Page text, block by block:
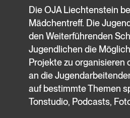
Die OJA Liechtenstein
Mädchentreff. Die
den Weiterführenden
Jugendlichen die
Projekte zu organisieren
an die
auf bestimmte Themen
Tonstudio, Podcasts,